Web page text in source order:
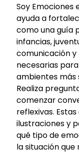
Soy Emociones
ayuda a
como una guía
infancias,
comunicación
necesarias
ambientes más
Realiza
comenzar
reflexivas.
ilustraciones y
qué tipo de
la situación